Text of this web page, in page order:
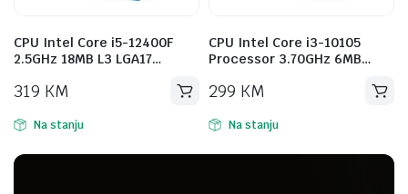
CPU Intel Core i3-10105
Processor 3.70GHz 6MB…
299 KM
Na stanju
AMD RYZEN 3 3200G AM4
BOX 4 CPU cores,4 threa…
149 KM
Na stanju